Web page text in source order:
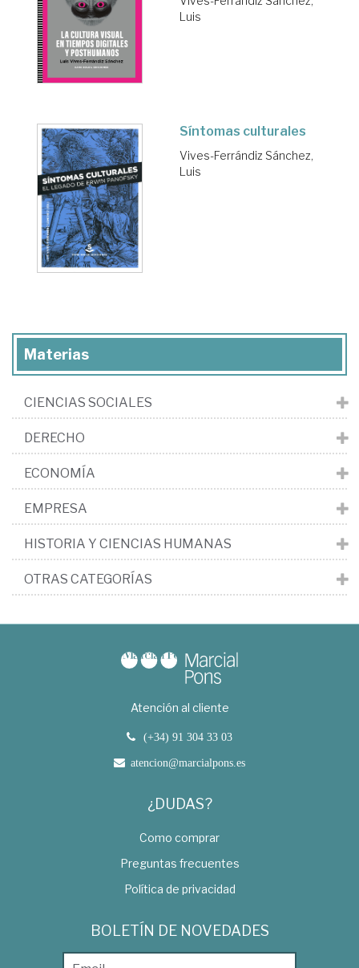
Luis
Síntomas culturales
Vives-Ferrándiz Sánchez,
Luis
Materias
CIENCIAS SOCIALES
DERECHO
ECONOMÍA
EMPRESA
HISTORIA Y CIENCIAS HUMANAS
OTRAS CATEGORÍAS
Atención al cliente
(+34) 91 304 33 03
atencion@marcialpons.es
¿DUDAS?
Como comprar
Preguntas frecuentes
Política de privacidad
BOLETÍN DE NOVEDADES